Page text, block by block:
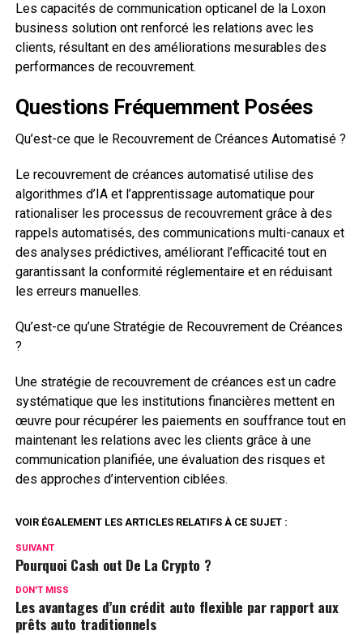
Les capacités de communication opticanel de la Loxon
business solution ont renforcé les relations avec les
clients, résultant en des améliorations mesurables des
performances de recouvrement.
Questions Fréquemment Posées
Qu’est-ce que le Recouvrement de Créances Automatisé ?
Le recouvrement de créances automatisé utilise des
algorithmes d’IA et l’apprentissage automatique pour
rationaliser les processus de recouvrement grâce à des
rappels automatisés, des communications multi-canaux et
des analyses prédictives, améliorant l’efficacité tout en
garantissant la conformité réglementaire et en réduisant
les erreurs manuelles.
Qu’est-ce qu’une Stratégie de Recouvrement de Créances
?
Une stratégie de recouvrement de créances est un cadre
systématique que les institutions financières mettent en
œuvre pour récupérer les paiements en souffrance tout en
maintenant les relations avec les clients grâce à une
communication planifiée, une évaluation des risques et
des approches d’intervention ciblées.
VOIR ÉGALEMENT LES ARTICLES RELATIFS À CE SUJET :
SUIVANT
Pourquoi Cash out De La Crypto ?
DON'T MISS
Les avantages d’un crédit auto flexible par rapport aux
prêts auto traditionnels